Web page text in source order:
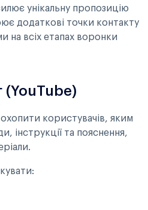
унікальну пропозицію
додаткові точки контакту
на всіх етапах воронки
(YouTube)
користувачів, яким
інструкції та пояснення,